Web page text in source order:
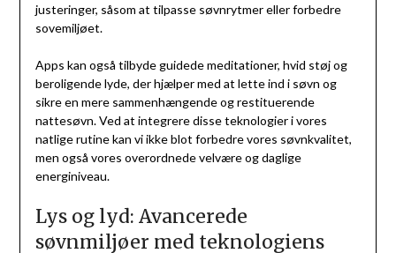
justeringer, såsom at tilpasse søvnrytmer eller forbedre
sovemiljøet.
Apps kan også tilbyde guidede meditationer, hvid støj og
beroligende lyde, der hjælper med at lette ind i søvn og
sikre en mere sammenhængende og restituerende
nattesøvn. Ved at integrere disse teknologier i vores
natlige rutine kan vi ikke blot forbedre vores søvnkvalitet,
men også vores overordnede velvære og daglige
energiniveau.
Lys og lyd: Avancerede
søvnmiljøer med teknologiens